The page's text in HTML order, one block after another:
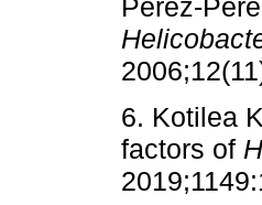
Perez-
6. Kotilea
factors of